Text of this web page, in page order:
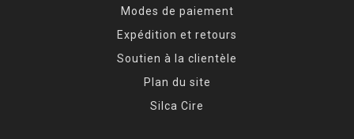
Modes de paiement
Expédition et retours
Soutien à la clientèle
Plan du site
Silca Cire